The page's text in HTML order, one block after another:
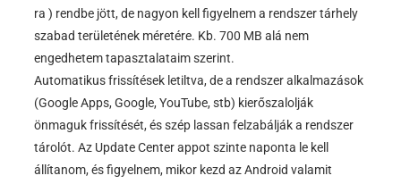
ra ) rendbe jött, de nagyon kell figyelnem a rendszer tárhely
szabad területének méretére. Kb. 700 MB alá nem
engedhetem tapasztalataim szerint.
Automatikus frissítések letiltva, de a rendszer alkalmazások
(Google Apps, Google, YouTube, stb) kierőszalolják
önmaguk frissítését, és szép lassan felzabálják a rendszer
tárolót. Az Update Center appot szinte naponta le kell
állítanom, és figyelnem, mikor kezd az Android valamit